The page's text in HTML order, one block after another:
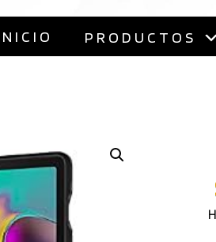
PRODUCTOS